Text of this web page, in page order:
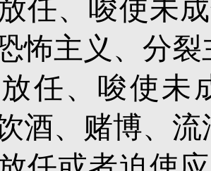
放任、唆使未
怖主义、分
放任、唆使
酒、赌博、